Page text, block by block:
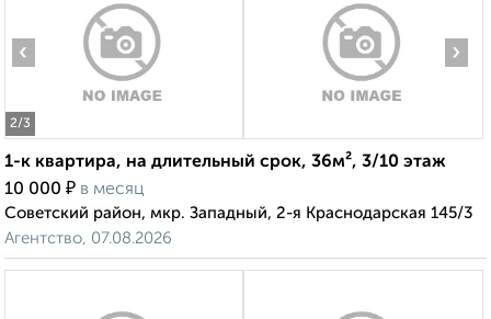
2/3
‹ ›
1-к квартира, на длительный срок, 36м², 3/10 этаж
10 000 ₽ в месяц
Советский район, мкр. Западный, 2-я Краснодарская 145/3
Агентство, 07.08.2026